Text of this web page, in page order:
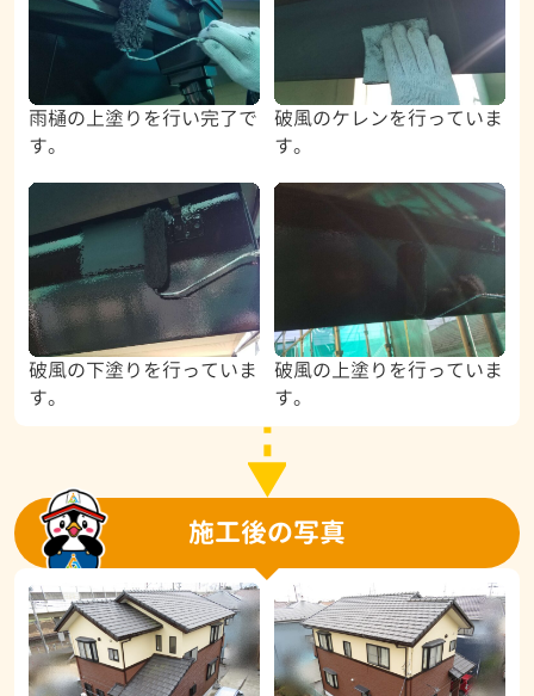
雨樋の上塗りを行い完了で
す。
破風のケレンを行っていま
す。
破風の下塗りを行っていま
す。
破風の上塗りを行っていま
す。
施工後の写真